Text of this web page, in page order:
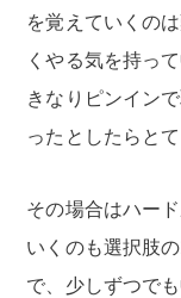
を覚えていくの
くやる気を持っ
きなりピンイン
ったとしたらと
その場合はハー
いくのも選択肢
で、少しずつで